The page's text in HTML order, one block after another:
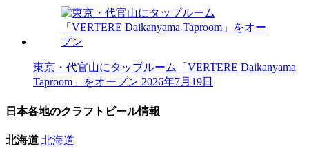
東京・代官山にタップルーム「VERTERE Daikanyama
Taproom」をオープン 2026年7月19日
日本各地のクラフトビール情報
北海道 北海道